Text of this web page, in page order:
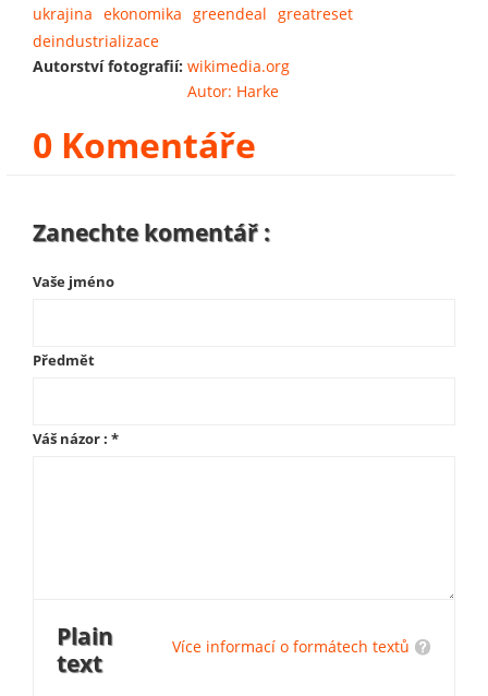
ukrajina ekonomika greendeal greatreset
deindustrializace
Autorství fotografií: wikimedia.org
Autor: Harke
0 Komentáře
Zanechte komentář :
Vaše jméno
Předmět
Váš názor : *
Více informací o formátech textů
Plain
text